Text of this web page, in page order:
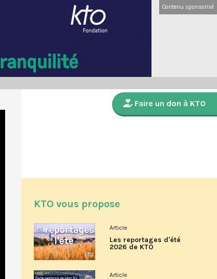
Contenu sponsorisé
Faire un don à KTO
KTO vous propose
Article
Les reportages d'été
2026 de KTO
Article